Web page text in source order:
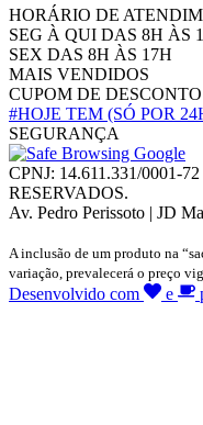
HORÁRIO DE
SEG À QUI DAS 8H ÀS
SEX DAS 8H ÀS 17H
MAIS VENDIDOS
CUPOM DE DESCONTO
#HOJE TEM (SÓ POR
SEGURANÇA
CPNJ: 14.611.331/0001-
RESERVADOS.
Av. Pedro Perissoto | JD
A inclusão de um produto na
variação, prevalecerá o preço
Desenvolvido com e